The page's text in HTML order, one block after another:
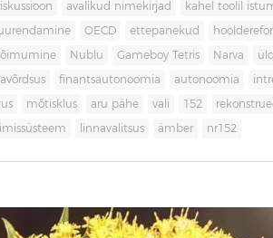
avalikud nimekirjad kahel toolil
OECD ettepanekud
lõimumine Nublu Gameboy Tetris Narva
finantsautonoomia autonoomia
mõtisklus aru pähe vali 152
linnavalitsus ämber nr152